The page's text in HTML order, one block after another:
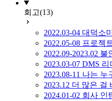
회고(13)
2022.03-04 대덕소
2022.05-08 프로젝
2022.09-2023.02
2023.03-07 DMS 리
2023.08-11 나는 누
2023.12 더 많은 걸
2024.01-02 회사 인